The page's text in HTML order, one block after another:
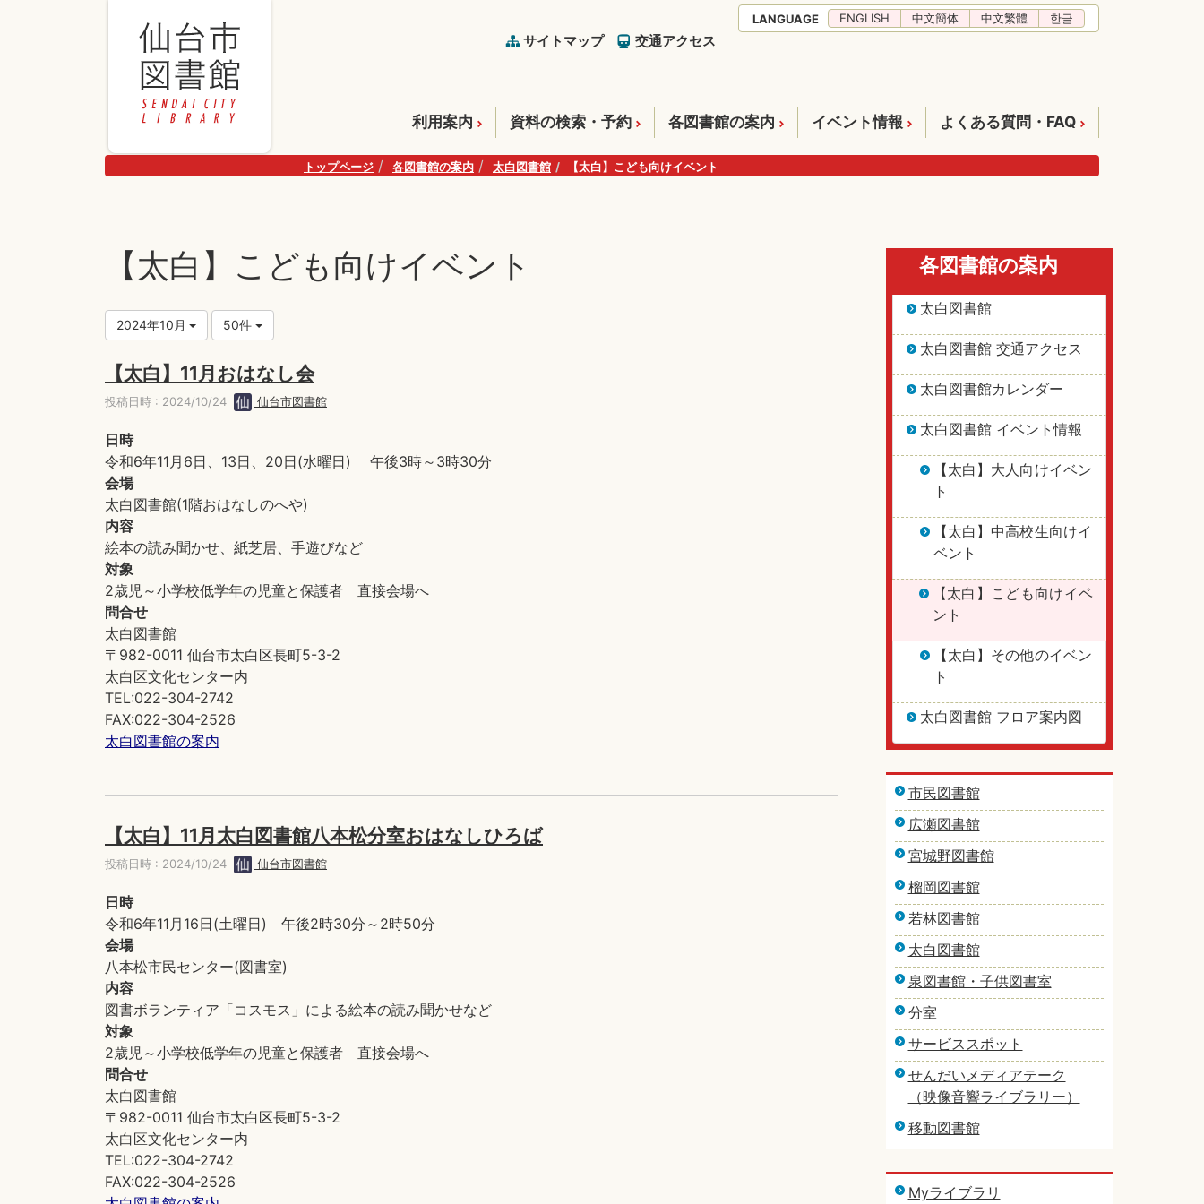
サイトマップ 交通アクセス
LANGUAGE ENGLISH 中文簡体 中文繁體 한글
利用案内 資料の検索・予約 各図書館の案内 イベント情報 よくある質問・FAQ
トップページ 各図書館の案内 太白図書館 【太白】こども向けイベント
【太白】こども向けイベント
2024年10月 50件
【太白】11月おはなし会
投稿日時 : 2024/10/24 仙台市図書館
日時
令和6年11月6日、13日、20日(水曜日) 午後3時～3時30分
会場
太白図書館(1階おはなしのへや)
内容
絵本の読み聞かせ、紙芝居、手遊びなど
対象
2歳児～小学校低学年の児童と保護者 直接会場へ
問合せ
太白図書館
〒982-0011 仙台市太白区長町5-3-2
太白区文化センター内
TEL:022-304-2742
FAX:022-304-2526
太白図書館の案内
【太白】11月太白図書館八本松分室おはなしひろば
投稿日時 : 2024/10/24 仙台市図書館
日時
令和6年11月16日(土曜日) 午後2時30分～2時50分
会場
八本松市民センター(図書室)
内容
図書ボランティア「コスモス」による絵本の読み聞かせなど
対象
2歳児～小学校低学年の児童と保護者 直接会場へ
問合せ
太白図書館
〒982-0011 仙台市太白区長町5-3-2
太白区文化センター内
TEL:022-304-2742
FAX:022-304-2526
各図書館の案内
太白図書館
太白図書館 交通アクセス
太白図書館カレンダー
太白図書館 イベント情報
【太白】大人向けイベン
ト
【太白】中高校生向けイ
ベント
【太白】こども向けイベ
ント
【太白】その他のイベン
ト
太白図書館 フロア案内図
市民図書館
広瀬図書館
宮城野図書館
榴岡図書館
若林図書館
太白図書館
泉図書館・子供図書室
分室
サービススポット
せんだいメディアテーク
（映像音響ライブラリー）
移動図書館
Myライブラリ